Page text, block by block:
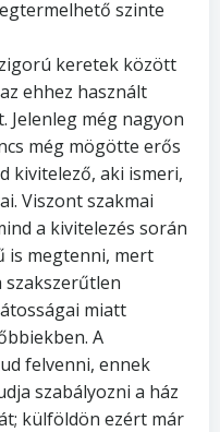
szinte
keretek között
ehhez használt
Jelenleg még nagyon
még mögötte erős
kivitelező, aki ismeri,
Viszont szakmai
a kivitelezés során
is megtenni, mert
szakszerűtlen
miatt
A
felvenni, ennek
szabályozni a ház
külföldön ezért már